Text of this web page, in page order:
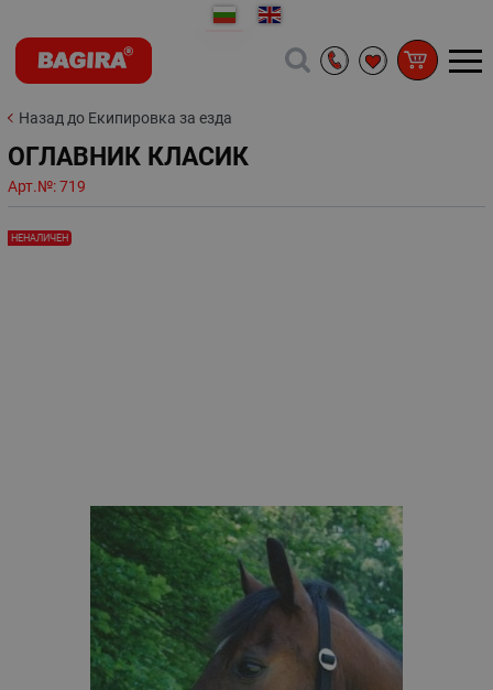
Назад до Екипировка за езда
ОГЛАВНИК КЛАСИК
Арт.№:719
НЕНАЛИЧЕН